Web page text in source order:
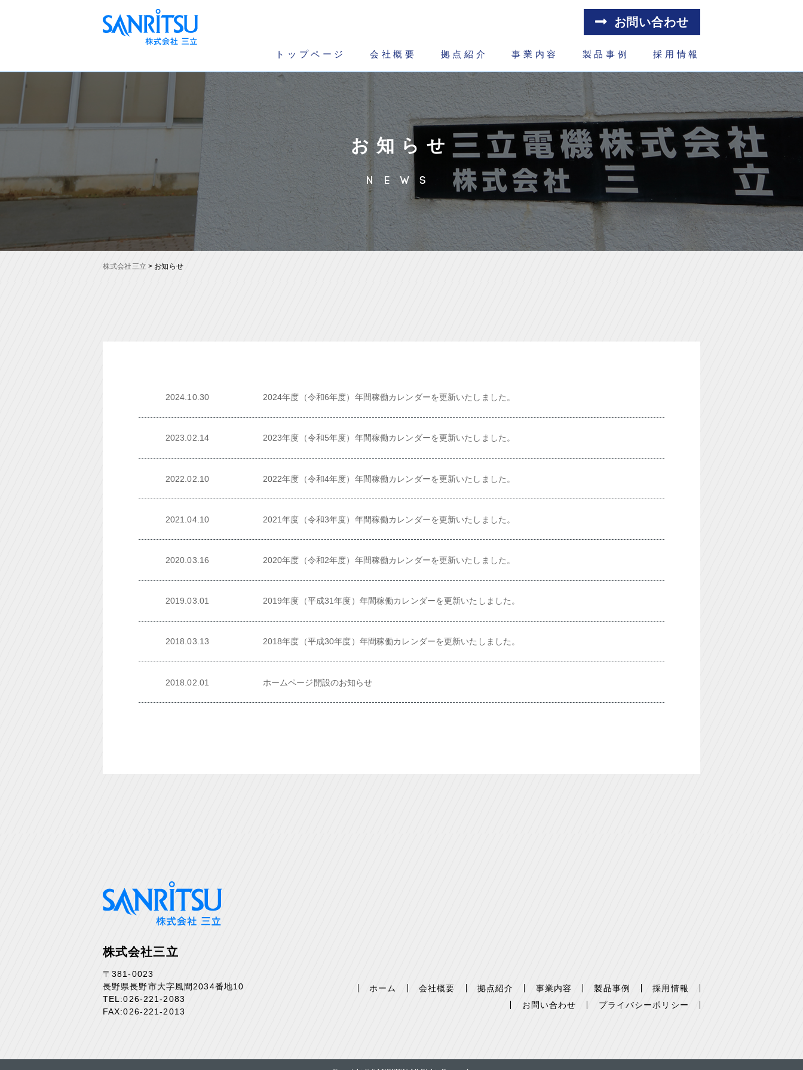
お問い合わせ
トップページ 会社概要 拠点紹介 事業内容 製品事例 採用情報
お知らせ
NEWS
株式会社三立 > お知らせ
2024.10.30 2024年度（令和6年度）年間稼働カレンダーを更新いたしました。
2023.02.14 2023年度（令和5年度）年間稼働カレンダーを更新いたしました。
2022.02.10 2022年度（令和4年度）年間稼働カレンダーを更新いたしました。
2021.04.10 2021年度（令和3年度）年間稼働カレンダーを更新いたしました。
2020.03.16 2020年度（令和2年度）年間稼働カレンダーを更新いたしました。
2019.03.01 2019年度（平成31年度）年間稼働カレンダーを更新いたしました。
2018.03.13 2018年度（平成30年度）年間稼働カレンダーを更新いたしました。
2018.02.01 ホームページ開設のお知らせ
株式会社三立
〒381-0023
長野県長野市大字風間2034番地10
TEL:026-221-2083
FAX:026-221-2013
ホーム 会社概要 拠点紹介 事業内容 製品事例
採用情報
お問い合わせ
プライバシーポリシー